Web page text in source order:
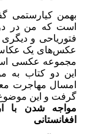
بهمن کیارستمی
است که من در
فتوریاحی و
عکس‌های یک
مجموعه عکسی
این دو کتاب به
امسال مهاجرت
گرفت و این
مواجه شدن با
افغانستانی